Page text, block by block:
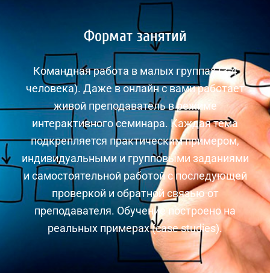
Формат занятий
Командная работа в малых группах (3-4
человека). Даже в онлайн с вами работает
живой преподаватель в режиме
интерактивного семинара. Каждая тема
подкрепляется практическим примером,
индивидуальными и групповыми заданиями
и самостоятельной работой с последующей
проверкой и обратной связью от
преподавателя. Обучение построено на
реальных примерах (case studies).